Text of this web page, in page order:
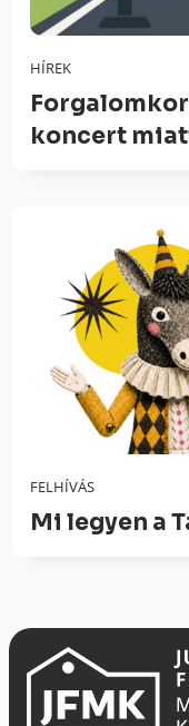
HÍREK
koncert
FELHÍVÁS
Mi legyen a